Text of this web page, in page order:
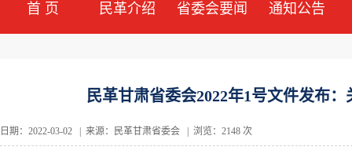
首 页 民革介绍 省委会要闻 通知公告
民革甘肃省委会2022年1号文件发布
日期：2022-03-02 | 来源：民革甘肃省委会 | 浏览：2148 次